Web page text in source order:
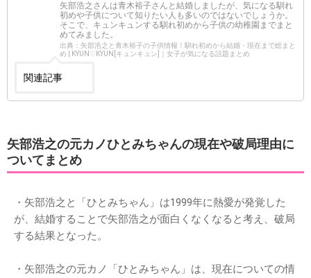
矢部浩之さんは青木裕子さんと結婚しましたが、気になる馴れ
初めや子供について知りたい人も多いのではないでしょうか。
そこで、キュンキュンする馴れ初めから子供の幼稚園までまと
めてみました。
出典：矢部浩之と青木裕子の子供情報！馴れ初めから結婚・現在まで総まと
め | KYUN♡KYUN[キュンキュン]｜女子が気になる話題まとめ
関連記事
矢部浩之の元カノひとみちゃんの現在や破局理由に
ついてまとめ
・矢部浩之と「ひとみちゃん」は1999年に熱愛が発覚した
が、結婚することで矢部浩之が面白くなくなると考え、破局
する結果となった。
・矢部浩之の元カノ「ひとみちゃん」は、現在についての情